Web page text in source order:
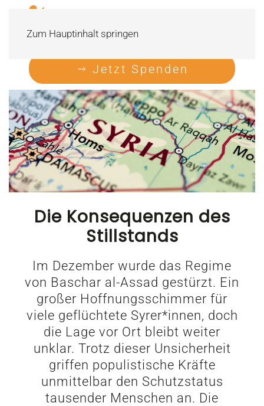
Zum Hauptinhalt springen
Jetzt Spenden
Die Konsequenzen des
Stillstands
Im Dezember wurde das Regime
von Baschar al-Assad gestürzt. Ein
großer Hoffnungsschimmer für
viele geflüchtete Syrer*innen, doch
die Lage vor Ort bleibt weiter
unklar. Trotz dieser Unsicherheit
griffen populistische Kräfte
unmittelbar den Schutzstatus
tausender Menschen an. Die